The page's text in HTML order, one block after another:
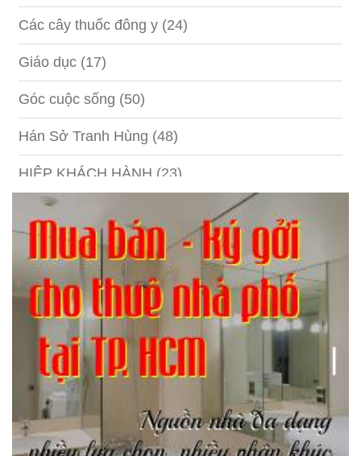
Các cây thuốc đông y (24)
Giáo dục (17)
Góc cuộc sống (50)
Hán Sở Tranh Hùng (48)
HIỆP KHÁCH HÀNH (23)
Hồng lâu mộng
(1)
Kỹ năng(18)
Liên Thành quyết(13)
LỘC ĐỈNH KÝ
Nước ngoài
Phi Hồ ngoại truyện (21)